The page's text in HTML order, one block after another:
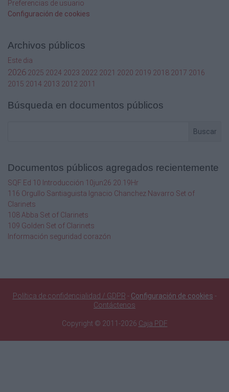
Preferencias de usuario
Configuración de cookies
Archivos públicos
Este dia
2026 2025 2024 2023 2022 2021 2020 2019 2018 2017 2016
2015 2014 2013 2012 2011
Búsqueda en documentos públicos
Buscar
Documentos públicos agregados recientemente
SQF Ed 10 Introducción 10jun26 20.19Hr
116 Orgullo Santiaguista Ignacio Chanchez Navarro Set of
Clarinets
108 Abba Set of Clarinets
109 Golden Set of Clarinets
Información seguridad corazón
Política de confidencialidad / GDPR - Configuración de cookies -
Contáctenos
Copyright © 2011-2026 Caja PDF